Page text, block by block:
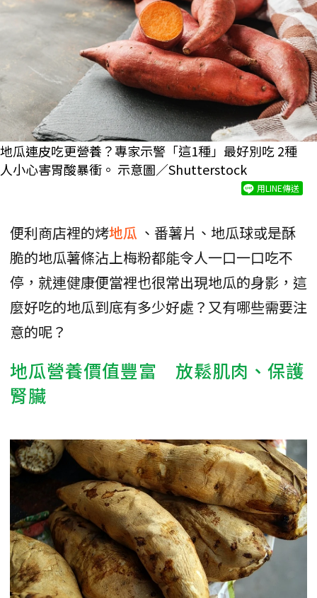
地瓜連皮吃更營養？專家示警「這1種」最好別吃 2種
人小心害胃酸暴衝。 示意圖／Shutterstock
用LINE傳送
便利商店裡的烤地瓜 、番薯片、地瓜球或是酥
脆的地瓜薯條沾上梅粉都能令人一口一口吃不
停，就連健康便當裡也很常出現地瓜的身影，這
麼好吃的地瓜到底有多少好處？又有哪些需要注
意的呢？
地瓜營養價值豐富 放鬆肌肉、保護
腎臟